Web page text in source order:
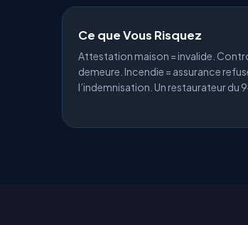
Ce que Vous Risquez
Attestation maison = invalide.
demeure. Incendie = assurance
l’indemnisation. Un restaurateur du